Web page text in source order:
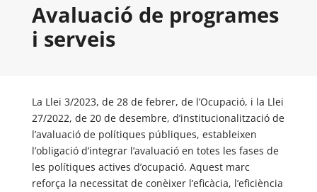
Avaluació de programes
i serveis
La Llei 3/2023, de 28 de febrer, de l’Ocupació, i la Llei
27/2022, de 20 de desembre, d’institucionalització de
l’avaluació de polítiques públiques, estableixen
l’obligació d’integrar l’avaluació en totes les fases de
les polítiques actives d’ocupació. Aquest marc
reforça la necessitat de conèixer l’eficàcia, l’eficiència